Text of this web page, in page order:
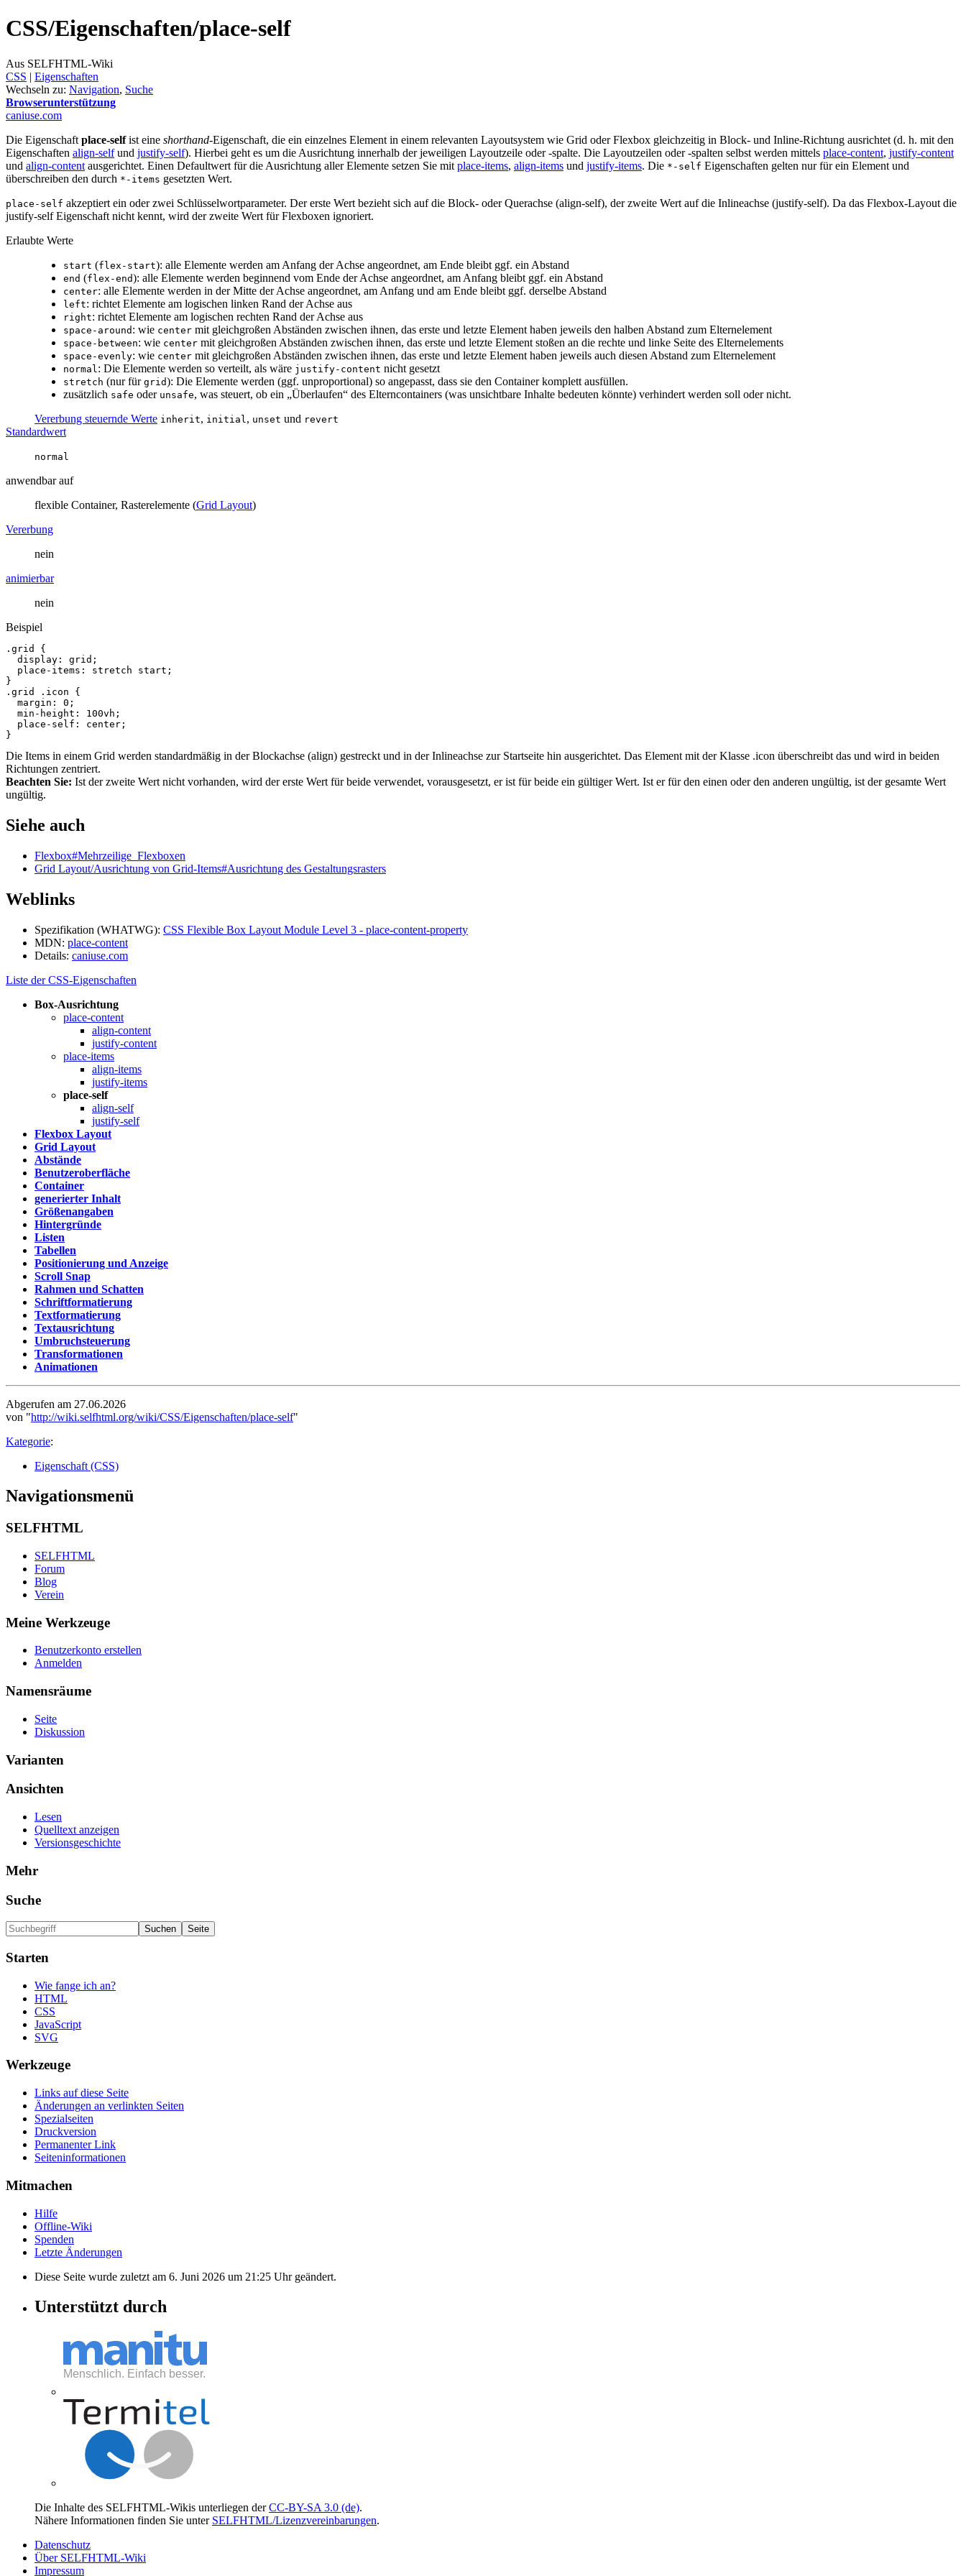
CSS/Eigenschaften/place-self
Aus SELFHTML-Wiki
CSS ‎ | Eigenschaften
Wechseln zu: Navigation, Suche
Browserunterstützung
caniuse.com
Die Eigenschaft place-selfist eine shorthand-Eigenschaft, die ein einzelnes Element in einem relevanten Layoutsystem wie Grid oder Flexbox gleichzeitig in Block- und Inline-Richtung ausrichtet (d. h. mit den
Eigenschaften align-selfund justify-self). Hierbei geht es um die Ausrichtung innerhalb der jeweiligen Layoutzeile oder -spalte. Die Layoutzeilen oder -spalten selbst werden mittels place-content, justify-content
und align-content ausgerichtet. Einen Defaultwert für die Ausrichtung aller Elemente setzen Sie mit place-items, align-items und justify-items. Die *-self Eigenschaften gelten nur für ein Element und
überschreiben den durch *-items gesetzten Wert.
place-self akzeptiert ein oder zwei Schlüsselwortparameter. Der erste Wert bezieht sich auf die Block- oder Querachse (align-self), der zweite Wert auf die Inlineachse (justify-self). Da das Flexbox-Layout die
justify-self Eigenschaft nicht kennt, wird der zweite Wert für Flexboxen ignoriert.
Erlaubte Werte
start (flex-start): alle Elemente werden am Anfang der Achse angeordnet, am Ende bleibt ggf. ein Abstand
end (flex-end): alle Elemente werden beginnend vom Ende der Achse angeordnet, am Anfang bleibt ggf. ein Abstand
center: alle Elemente werden in der Mitte der Achse angeordnet, am Anfang und am Ende bleibt ggf. derselbe Abstand
left: richtet Elemente am logischen linken Rand der Achse aus
right: richtet Elemente am logischen rechten Rand der Achse aus
space-around : wie center mit gleichgroßen Abständen zwischen ihnen, das erste und letzte Element haben jeweils den halben Abstand zum Elternelement
space-between: wie center mit gleichgroßen Abständen zwischen ihnen, das erste und letzte Element stoßen an die rechte und linke Seite des Elternelements
space-evenly: wie center mit gleichgroßen Abständen zwischen ihnen, das erste und letzte Element haben jeweils auch diesen Abstand zum Elternelement
normal : Die Elemente werden so verteilt, als wäre justify-content nicht gesetzt
stretch (nur für grid): Die Elemente werden (ggf. unproportional) so angepasst, dass sie den Container komplett ausfüllen.
zusätzlich safe oder unsafe, was steuert, ob ein „Überlaufen“ des Elterncontainers (was unsichtbare Inhalte bedeuten könnte) verhindert werden soll oder nicht.
Vererbung steuernde Werte inherit, initial , unset und revert
Standardwert
normal
anwendbar auf
flexible Container, Rasterelemente (Grid Layout)
Vererbung
nein
animierbar
nein
Beispiel
.grid
{
display : grid ;
place - items : stretch start ;
}
.grid
.icon
{
margin : 0 ;
min-height : 100vh ;
place - self : center ;
}
Die Items in einem Grid werden standardmäßig in der Blockachse (align) gestreckt und in der Inlineachse zur Startseite hin ausgerichtet. Das Element mit der Klasse .icon überschreibt das und wird in beiden
Richtungen zentriert.
Beachten Sie: Ist der zweite Wert nicht vorhanden, wird der erste Wert für beide verwendet, vorausgesetzt, er ist für beide ein gültiger Wert. Ist er für den einen oder den anderen ungültig, ist der gesamte Wert
ungültig.
Siehe auch
Flexbox#Mehrzeilige_Flexboxen
Grid Layout/Ausrichtung von Grid-Items#Ausrichtung des Gestaltungsrasters
Weblinks
Spezifikation (WHATWG): CSS Flexible Box Layout Module Level 3 - place-content-property
MDN: place-content
Details: caniuse.com
Liste der CSS-Eigenschaften
Box-Ausrichtung
place-content
align-content
justify-content
place-items
align-items
justify-items
place-self
align-self
justify-self
Flexbox Layout
Grid Layout
Abstände
Benutzeroberfläche
Container
generierter Inhalt
Größenangaben
Hintergründe
Listen
Tabellen
Positionierung und Anzeige
Scroll Snap
Rahmen und Schatten
Schriftformatierung
Textformatierung
Textausrichtung
Umbruchsteuerung
Transformationen
Animationen
Abgerufen am 27.06.2026
von "http://wiki.selfhtml.org/wiki/CSS/Eigenschaften/place-self"
Kategorie:
Eigenschaft (CSS)
Navigationsmenü
SELFHTML
SELFHTML
Forum
Blog
Verein
Meine Werkzeuge
Benutzerkonto erstellen
Anmelden
Namensräume
Seite
Diskussion
Varianten
Ansichten
Lesen
Quelltext anzeigen
Versionsgeschichte
Mehr
Suche
Starten
Wie fange ich an?
HTML
CSS
JavaScript
SVG
Werkzeuge
Links auf diese Seite
Änderungen an verlinkten Seiten
Spezialseiten
Druckversion
Permanenter Link
Seiten­informationen
Mitmachen
Hilfe
Offline-Wiki
Spenden
Letzte Änderungen
Diese Seite wurde zuletzt am 6. Juni 2026 um 21:25 Uhr geändert.
Unterstützt durch
Die Inhalte des SELFHTML-Wikis unterliegen derCC-BY-SA 3.0 (de).
Nähere Informationen finden Sie unter SELFHTML/Lizenzvereinbarungen.
Datenschutz
Über SELFHTML-Wiki
Impressum